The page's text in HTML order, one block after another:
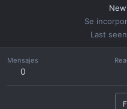
Se
Last seen
Mensajes
0